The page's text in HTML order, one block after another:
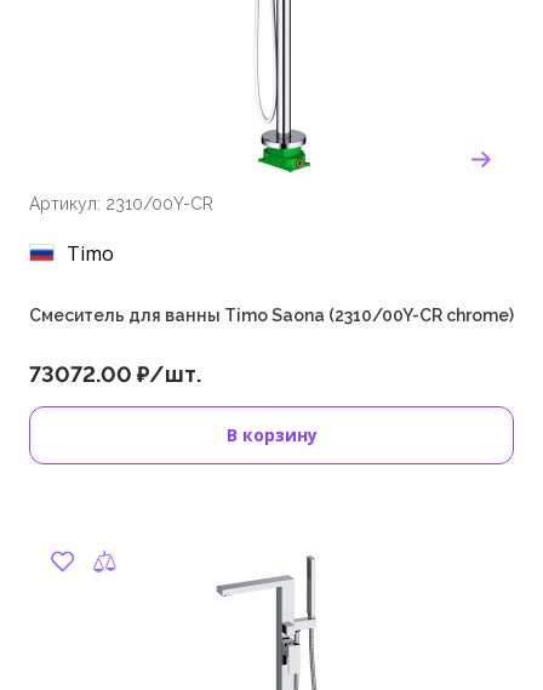
Артикул: 2310/00Y-CR
Timo
Смеситель для ванны Timo Saona (2310/00Y-CR chrome)
73072.00 ₽/шт.
В корзину